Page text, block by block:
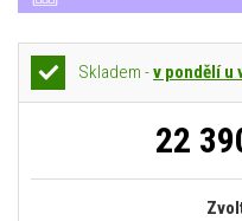
Skladem -v pondělí u
22